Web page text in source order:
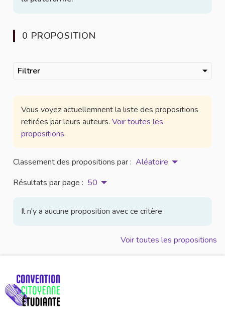
0 PROPOSITION
Filtrer
Vous voyez actuellemnent la liste des propositions
retirées par leurs auteurs. Voir toutes les
propositions.
Classement des propositions par : Aléatoire
Résultats par page : 50
Il n'y a aucune proposition avec ce critère
Voir toutes les propositions